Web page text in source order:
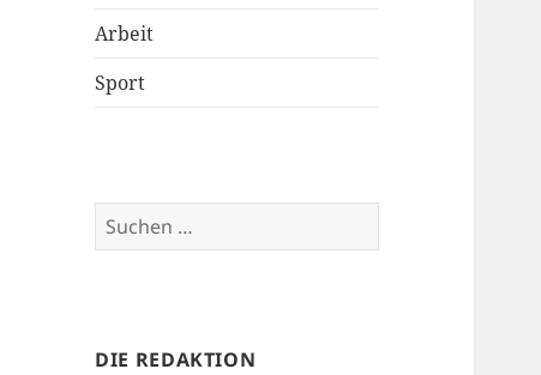
Arbeit
Sport
Suchen
nach:
DIE REDAKTION